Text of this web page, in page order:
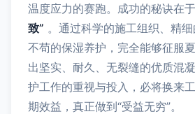
温度应力的赛跑。成功的秘诀在于
致” 。通过科学的施工组织、精
不苟的保湿养护，完全能够征服
出坚实、耐久、无裂缝的优质混
护工作的重视与投入，必将换来
期效益，真正做到“受益无穷”。